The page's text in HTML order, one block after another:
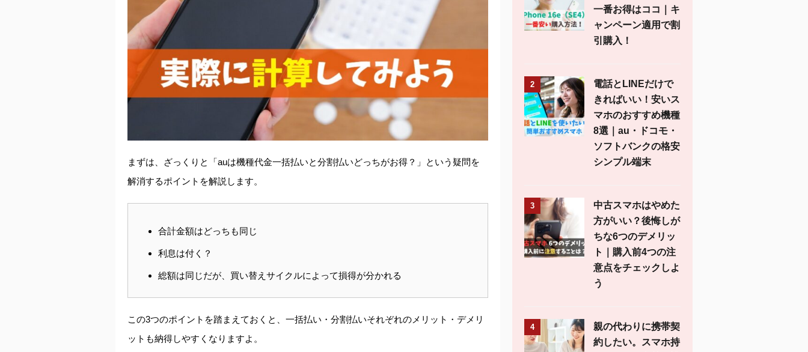
まずは、ざっくりと「auは機種代金一括払いと分割払いどっちがお得？」という疑問を
解消するポイントを解説します。
合計金額はどっちも同じ
利息は付く？
総額は同じだが、買い替えサイクルによって損得が分かれる
この3つのポイントを踏まえておくと、一括払い・分割払いそれぞれのメリット・デメリ
ットも納得しやすくなりますよ。
一番お得はココ｜キ
ャンペーン適用で割
引購入！
2
電話とLINEだけで
きればいい！安いス
マホのおすすめ機種
8選｜au・ドコモ・
ソフトバンクの格安
シンプル端末
3
中古スマホはやめた
方がいい？後悔しが
ちな6つのデメリッ
ト｜購入前4つの注
意点をチェックしよ
う
4
親の代わりに携帯契
約したい。スマホ持